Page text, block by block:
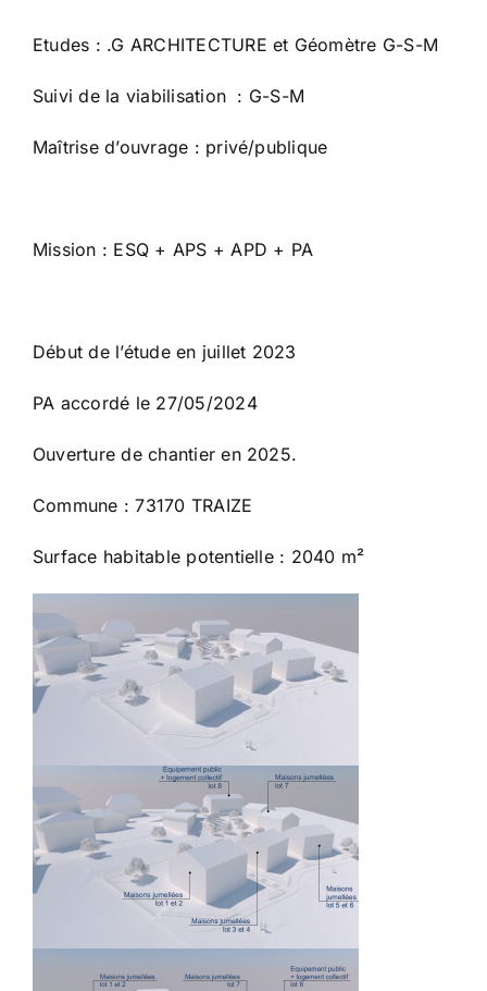
Etudes : .G ARCHITECTURE et Géomètre G-S-M
Suivi de la viabilisation : G-S-M
Maîtrise d’ouvrage : privé/publique
Mission : ESQ + APS + APD + PA
Début de l’étude en juillet 2023
PA accordé le 27/05/2024
Ouverture de chantier en 2025.
Commune : 73170 TRAIZE
Surface habitable potentielle : 2040 m²